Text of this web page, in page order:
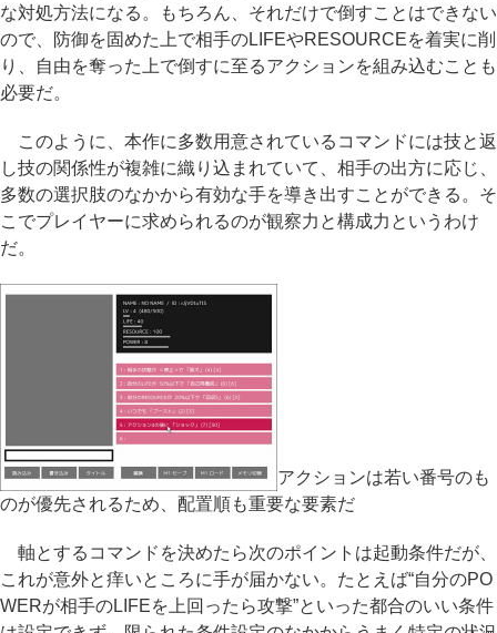
な対処方法になる。もちろん、それだけで倒すことはできない
ので、防御を固めた上で相手のLIFEやRESOURCEを着実に削
り、自由を奪った上で倒すに至るアクションを組み込むことも
必要だ。
このように、本作に多数用意されているコマンドには技と返
し技の関係性が複雑に織り込まれていて、相手の出方に応じ、
多数の選択肢のなかから有効な手を導き出すことができる。そ
こでプレイヤーに求められるのが観察力と構成力というわけ
だ。
アクションは若い番号のも
のが優先されるため、配置順も重要な要素だ
軸とするコマンドを決めたら次のポイントは起動条件だが、
これが意外と痒いところに手が届かない。たとえば“自分のPO
WERが相手のLIFEを上回ったら攻撃”といった都合のいい条件